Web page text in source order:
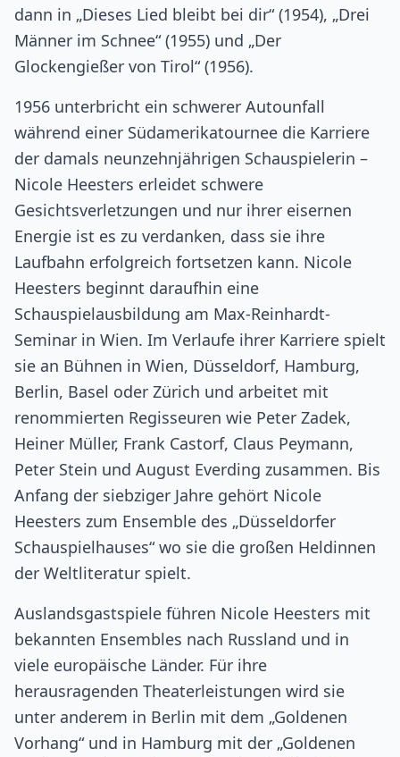
dann in „Dieses Lied bleibt bei dir“ (1954), „Drei
Männer im Schnee“ (1955) und „Der
Glockengießer von Tirol“ (1956).
1956 unterbricht ein schwerer Autounfall
während einer Südamerikatournee die Karriere
der damals neunzehnjährigen Schauspielerin –
Nicole Heesters erleidet schwere
Gesichtsverletzungen und nur ihrer eisernen
Energie ist es zu verdanken, dass sie ihre
Laufbahn erfolgreich fortsetzen kann. Nicole
Heesters beginnt daraufhin eine
Schauspielausbildung am Max-Reinhardt-
Seminar in Wien. Im Verlaufe ihrer Karriere spielt
sie an Bühnen in Wien, Düsseldorf, Hamburg,
Berlin, Basel oder Zürich und arbeitet mit
renommierten Regisseuren wie Peter Zadek,
Heiner Müller, Frank Castorf, Claus Peymann,
Peter Stein und August Everding zusammen. Bis
Anfang der siebziger Jahre gehört Nicole
Heesters zum Ensemble des „Düsseldorfer
Schauspielhauses“ wo sie die großen Heldinnen
der Weltliteratur spielt.
Auslandsgastspiele führen Nicole Heesters mit
bekannten Ensembles nach Russland und in
viele europäische Länder. Für ihre
herausragenden Theaterleistungen wird sie
unter anderem in Berlin mit dem „Goldenen
Vorhang“ und in Hamburg mit der „Goldenen